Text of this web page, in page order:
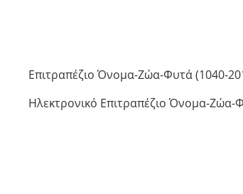
Επιτραπέζιο Όνομα-Ζώα-Φυτά (1040-
Ηλεκτρονικό Επιτραπέζιο Όνομα-Ζώα-